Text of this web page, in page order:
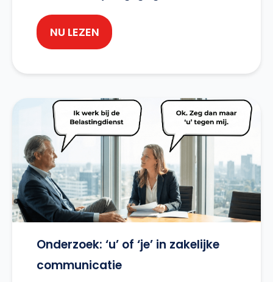
NU LEZEN
Onderzoek: ‘u’ of ‘je’ in zakelijke
communicatie